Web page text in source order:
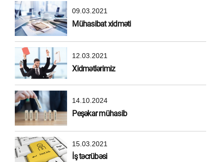
09.03.2021
Mühasibat xidməti
12.03.2021
Xidmətlərimiz
14.10.2024
Peşəkar mühasib
15.03.2021
İş təcrübəsi